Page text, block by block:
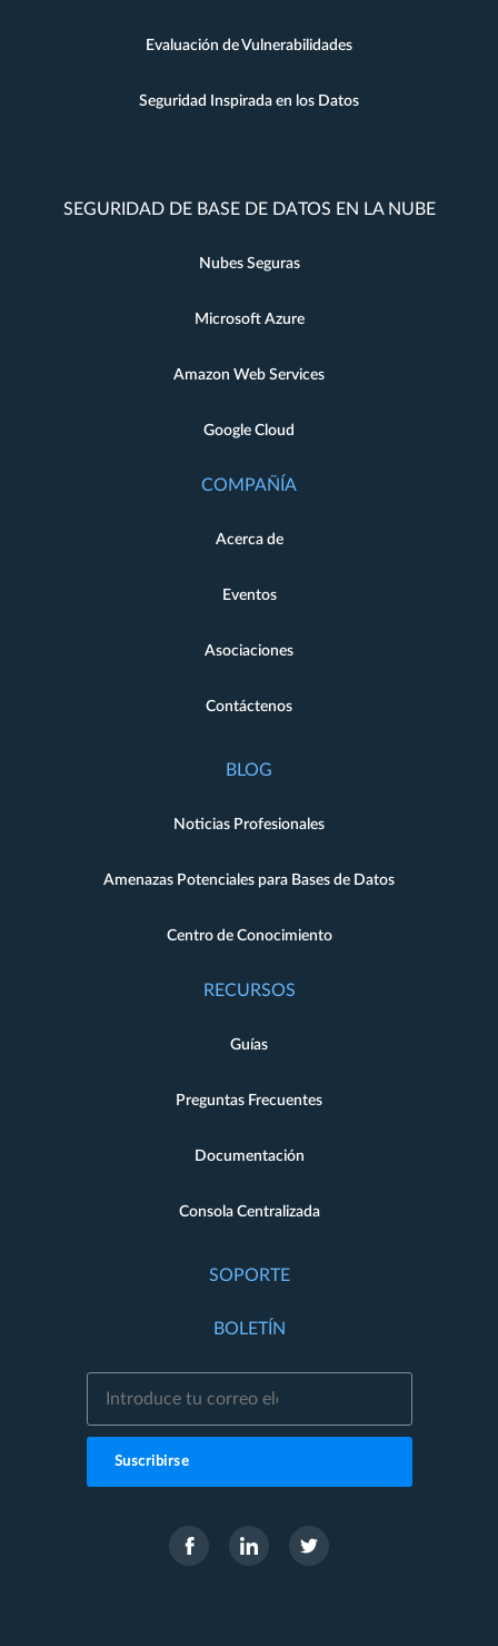
Evaluación de Vulnerabilidades
Seguridad Inspirada en los Datos
SEGURIDAD DE BASE DE DATOS EN LA NUBE
Nubes Seguras
Microsoft Azure
Amazon Web Services
Google Cloud
COMPAÑÍA
Acerca de
Eventos
Asociaciones
Contáctenos
BLOG
Noticias Profesionales
Amenazas Potenciales para Bases de Datos
Centro de Conocimiento
RECURSOS
Guías
Preguntas Frecuentes
Documentación
Consola Centralizada
SOPORTE
BOLETÍN
Suscribirse